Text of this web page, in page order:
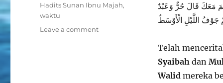
مَعَكَ قَالَ حُرٌّ وَعَبْدٌ
اللَّيْلِ الْأَوْسَطُ
Telah
Syaibahdan
Walidmereka
Tags
Hadits Sunan Ibnu Majah,
waktu
Leave a commenton